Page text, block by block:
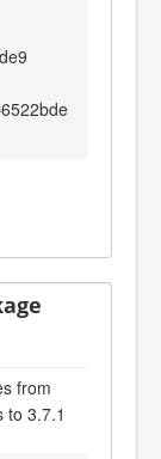
from
to 3.7.1